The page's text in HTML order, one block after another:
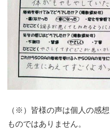
（※）皆様の声は個人の感
ものではありません。